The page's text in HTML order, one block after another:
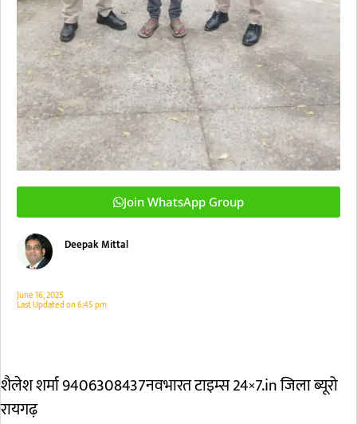
Join WhatsApp Group
Deepak Mittal
June 16, 2025
Last Updated on6:45 pm
शैलेश शर्मा 9406308437नवभारत टाइम्स 24×7.in जिला ब्यूरो
रायगढ़